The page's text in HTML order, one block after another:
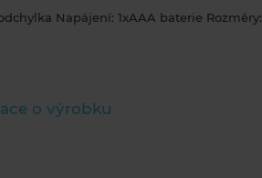
Napájení: 1xAAA baterie Rozměry:
o výrobku